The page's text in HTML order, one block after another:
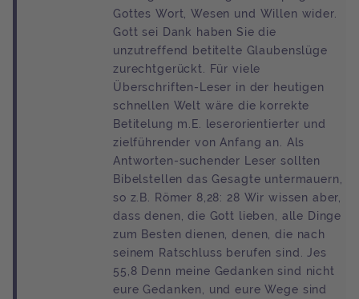
Gottes Wort, Wesen und Willen wider.
Gott sei Dank haben Sie die
unzutreffend betitelte Glaubenslüge
zurechtgerückt. Für viele
Überschriften-Leser in der heutigen
schnellen Welt wäre die korrekte
Betitelung m.E. leserorientierter und
zielführender von Anfang an. Als
Antworten-suchender Leser sollten
Bibelstellen das Gesagte untermauern,
so z.B. Römer 8,28: 28 Wir wissen aber,
dass denen, die Gott lieben, alle Dinge
zum Besten dienen, denen, die nach
seinem Ratschluss berufen sind. Jes
55,8 Denn meine Gedanken sind nicht
eure Gedanken, und eure Wege sind